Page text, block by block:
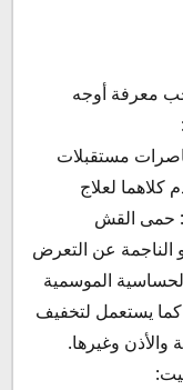
معرفة أوجه
مستقبلات
(هـ1)، ويُستخدم كلاهما لعلاج
حمى القش
الناجمة عن التعرض
الموسمية
كما يستعمل لتخفيف
والأذن وغيرها.